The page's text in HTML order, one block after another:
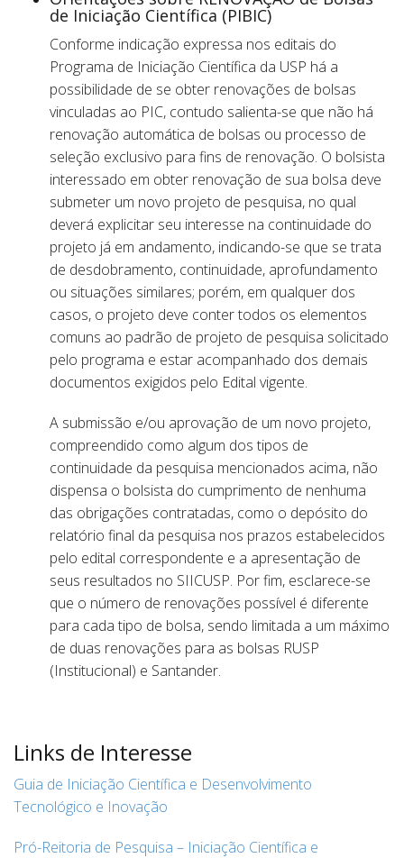
de Iniciação Científica (PIBIC)
Conforme indicação expressa nos editais do
Programa de Iniciação Científica da USP há a
possibilidade de se obter renovações de bolsas
vinculadas ao PIC, contudo salienta-se que não há
renovação automática de bolsas ou processo de
seleção exclusivo para fins de renovação. O bolsista
interessado em obter renovação de sua bolsa deve
submeter um novo projeto de pesquisa, no qual
deverá explicitar seu interesse na continuidade do
projeto já em andamento, indicando-se que se trata
de desdobramento, continuidade, aprofundamento
ou situações similares; porém, em qualquer dos
casos, o projeto deve conter todos os elementos
comuns ao padrão de projeto de pesquisa solicitado
pelo programa e estar acompanhado dos demais
documentos exigidos pelo Edital vigente.
A submissão e/ou aprovação de um novo projeto,
compreendido como algum dos tipos de
continuidade da pesquisa mencionados acima, não
dispensa o bolsista do cumprimento de nenhuma
das obrigações contratadas, como o depósito do
relatório final da pesquisa nos prazos estabelecidos
pelo edital correspondente e a apresentação de
seus resultados no SIICUSP. Por fim, esclarece-se
que o número de renovações possível é diferente
para cada tipo de bolsa, sendo limitada a um máximo
de duas renovações para as bolsas RUSP
(Institucional) e Santander.
Links de Interesse
Guia de Iniciação Científica e Desenvolvimento
Tecnológico e Inovação
Pró-Reitoria de Pesquisa – Iniciação Científica e